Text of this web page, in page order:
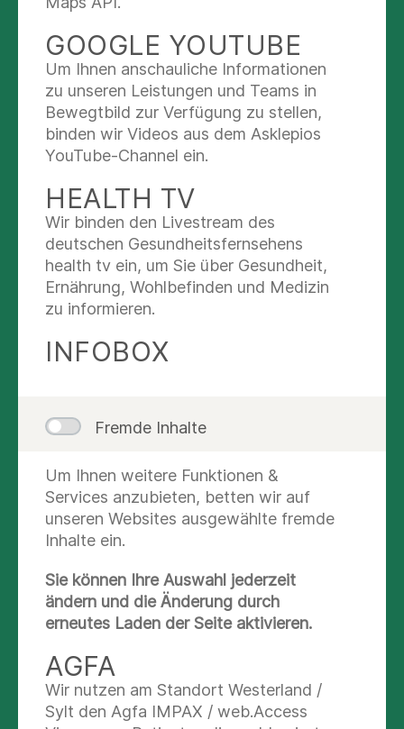
viele Vorteile:
STARTEN SIE IN IHRE REHA
Unsere Reha-Partner bieten Ihnen
modernste und mit den Ärztenauf Sie
abgestimmte Therapie
und eine genesungsfördernde
Wohlfühlatmosphäre.
Sie müssen sichum nichts kümmern
Wir füllen das Antragsformular gemeinsam
mit Ihnen aus und leiten alle Unterlagen an
den zuständigen Kostenträger weiter. In der
Regel können wir sogar den Transfer in die
Reha-Klinik für Sie organisieren.
FACHKRANKENHAUS UND
Direkt neben dem Akutkrankenhaus, mitten im
Kurpark, befindet sich unser Asklepios Zentrum
für Rehabilitation. Nach Ihrem
Möglichkeit, einer fächerübergreifenden
Anschlussheilbehandlung.
für Rehabiliation entscheiden, profitieren Sie von
kurzen Wegen und enger Abstimmung Ihrer
behandelnden Ärzte.
GOOGLE YOUTUBE
Um Ihnen anschauliche Informationen
zu unseren Leistungen und Teams in
Bewegtbild zur Verfügung zu stellen,
binden wir Videos aus dem Asklepios
YouTube-Channel ein.
HEALTH TV
Wir binden den Livestream des
deutschen Gesundheitsfernsehens
health tv ein, um Sie über Gesundheit,
Ernährung, Wohlbefinden und Medizin
zu informieren.
INFOBOX
Fremde Inhalte
Um Ihnen weitere Funktionen &
Services anzubieten, betten wir auf
unseren Websites ausgewählte fremde
Inhalte ein.
Sie können Ihre Auswahl jederzeit
ändern und die Änderung durch
erneutes Laden der Seite aktivieren.
AGFA
Wir nutzen am Standort Westerland /
Sylt den Agfa IMPAX / web.Access